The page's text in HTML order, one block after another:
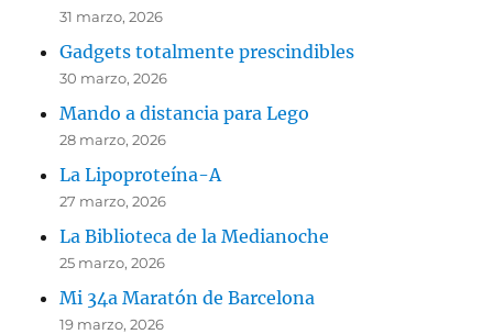
31 marzo, 2026
Gadgets totalmente prescindibles
30 marzo, 2026
Mando a distancia para Lego
28 marzo, 2026
La Lipoproteína-A
27 marzo, 2026
La Biblioteca de la Medianoche
25 marzo, 2026
Mi 34a Maratón de Barcelona
19 marzo, 2026